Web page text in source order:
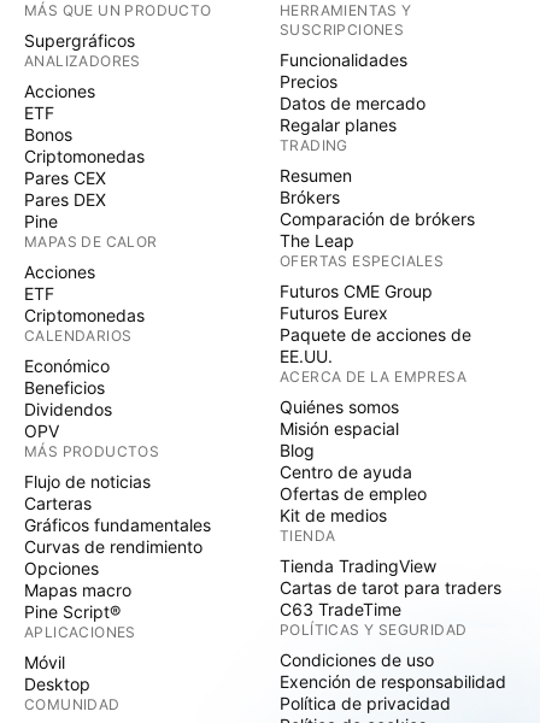
MÁS QUE UN PRODUCTO
Supergráficos
ANALIZADORES
Acciones
ETF
Bonos
Criptomonedas
Pares CEX
Pares DEX
Pine
MAPAS DE CALOR
Acciones
ETF
Criptomonedas
CALENDARIOS
Económico
Beneficios
Dividendos
OPV
MÁS PRODUCTOS
Flujo de noticias
Carteras
Gráficos fundamentales
Curvas de rendimiento
Opciones
Mapas macro
Pine Script®
APLICACIONES
Móvil
Desktop
COMUNIDAD
HERRAMIENTAS Y
SUSCRIPCIONES
Funcionalidades
Precios
Datos de mercado
Regalar planes
TRADING
Resumen
Brókers
Comparación de brókers
The Leap
OFERTAS ESPECIALES
Futuros CME Group
Futuros Eurex
Paquete de acciones de
EE.UU.
ACERCA DE LA EMPRESA
Quiénes somos
Misión espacial
Blog
Centro de ayuda
Ofertas de empleo
Kit de medios
TIENDA
Tienda TradingView
Cartas de tarot para traders
C63 TradeTime
POLÍTICAS Y SEGURIDAD
Condiciones de uso
Exención de responsabilidad
Política de privacidad